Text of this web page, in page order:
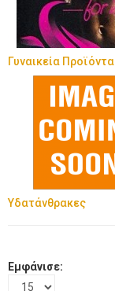
Γυναικεία Προϊόντα
Υδατάνθρακες
Εμφάνισε: